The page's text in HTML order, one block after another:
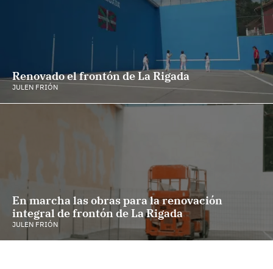
Renovado el frontón de La Rigada
JULEN FRIÓN
En marcha las obras para la renovación
integral de frontón de La Rigada
JULEN FRIÓN